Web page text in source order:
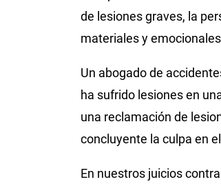
de lesiones graves, la
materiales y
Un abogado de
ha sufrido lesiones en
una reclamación de
concluyente la culpa en
En nuestros juicios